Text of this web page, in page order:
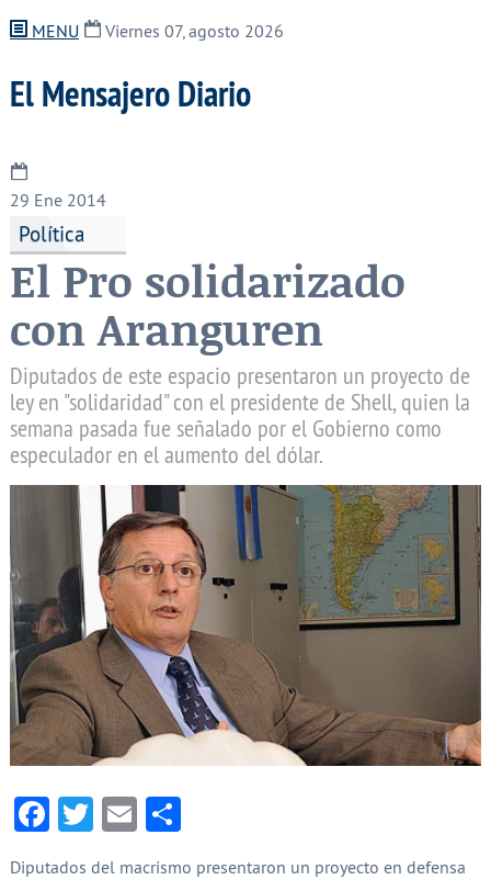
MENU Viernes 07, agosto 2026
El Mensajero Diario
29 Ene 2014
Política
El Pro solidarizado
con Aranguren
Diputados de este espacio presentaron un proyecto de
ley en "solidaridad" con el presidente de Shell, quien la
semana pasada fue señalado por el Gobierno como
especulador en el aumento del dólar.
Facebook
Twitter
EmailCompartir
Diputados del macrismo presentaron un proyecto en defensa